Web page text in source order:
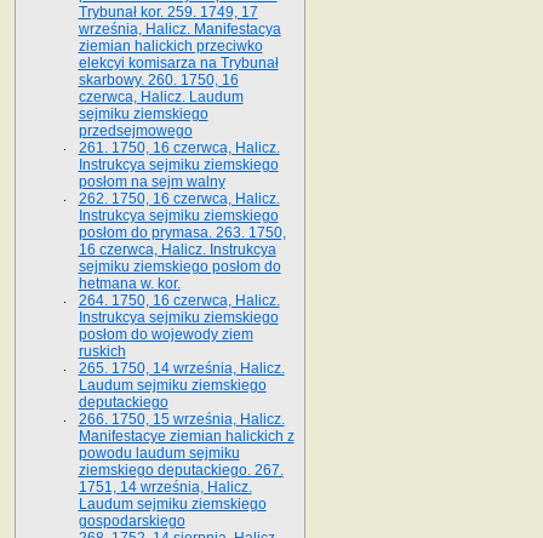
Trybunał kor. 259. 1749, 17
września, Halicz. Manifestacya
ziemian halickich przeciwko
elekcyi komisarza na Trybunał
skarbowy. 260. 1750, 16
czerwca, Halicz. Laudum
sejmiku ziemskiego
przedsejmowego
261. 1750, 16 czerwca, Halicz.
Instrukcya sejmiku ziemskiego
posłom na sejm walny
262. 1750, 16 czerwca, Halicz.
Instrukcya sejmiku ziemskiego
posłom do prymasa. 263. 1750,
16 czerwca, Halicz. Instrukcya
sejmiku ziemskiego posłom do
hetmana w. kor.
264. 1750, 16 czerwca, Halicz.
Instrukcya sejmiku ziemskiego
posłom do wojewody ziem
ruskich
265. 1750, 14 września, Halicz.
Laudum sejmiku ziemskiego
deputackiego
266. 1750, 15 września, Halicz.
Manifestacye ziemian halickich z
powodu laudum sejmiku
ziemskiego deputackiego. 267.
1751, 14 września, Halicz.
Laudum sejmiku ziemskiego
gospodarskiego